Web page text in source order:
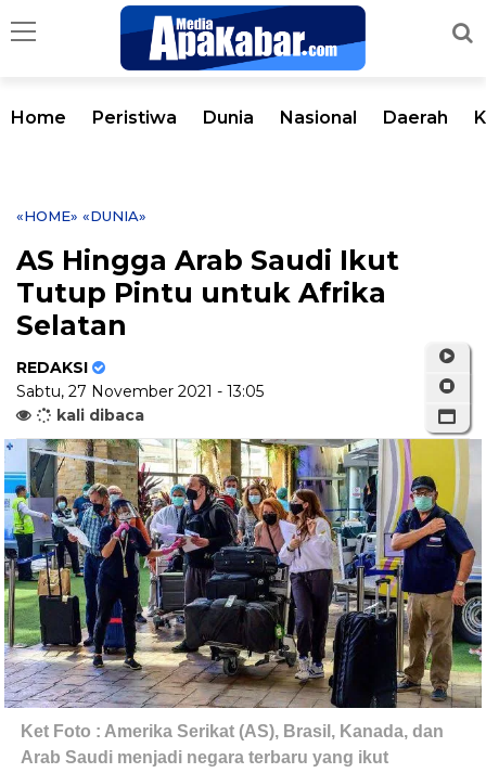
Home Peristiwa Dunia Nasional Daerah
«HOME» «DUNIA»
AS Hingga Arab Saudi Ikut
Tutup Pintu untuk Afrika
Selatan
REDAKSI
Sabtu, 27 November 2021 - 13:05
kali dibaca
Ket Foto : Amerika Serikat (AS), Brasil, Kanada, dan
Arab Saudi menjadi negara terbaru yang ikut